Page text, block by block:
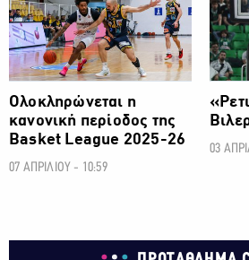
Ολοκληρώνεται η
κανονική περίοδος της
Basket League 2025-26
07 ΑΠΡΙΛΙΟΥ - 10:59
03